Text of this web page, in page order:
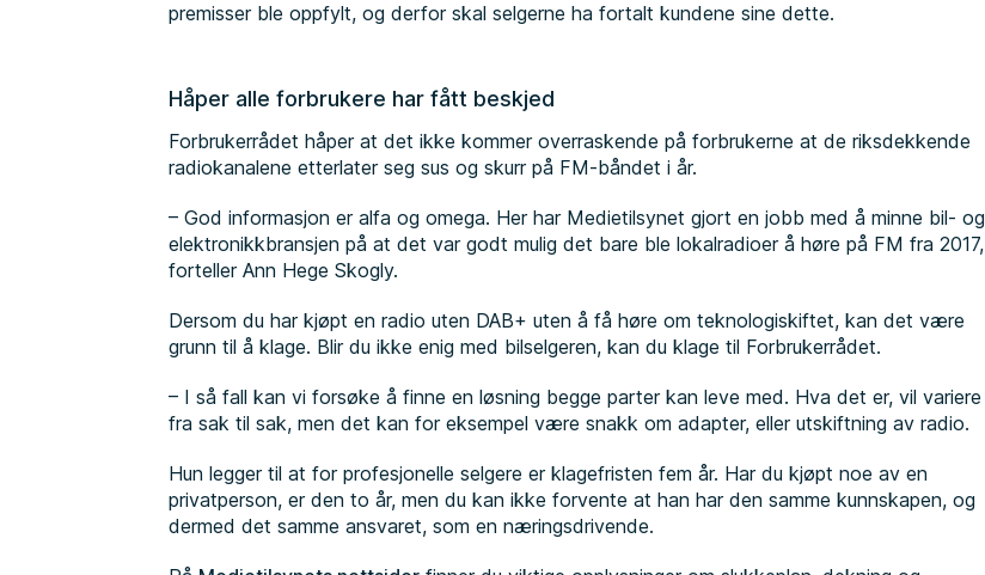
premisser ble oppfylt, og derfor skal selgerne ha fortalt kundene sine dette.
Håper alle forbrukere har fått beskjed
Forbrukerrådet håper at det ikke kommer overraskende på forbrukerne at de riksdekkende
radiokanalene etterlater seg sus og skurr på FM-båndet i år.
– God informasjon er alfa og omega. Her har Medietilsynet gjort en jobb med å minne bil- og
elektronikkbransjen på at det var godt mulig det bare ble lokalradioer å høre på FM fra 2017,
forteller Ann Hege Skogly.
Dersom du har kjøpt en radio uten DAB+ uten å få høre om teknologiskiftet, kan det være
grunn til å klage. Blir du ikke enig med bilselgeren, kan du klage til Forbrukerrådet.
– I så fall kan vi forsøke å finne en løsning begge parter kan leve med. Hva det er, vil variere
fra sak til sak, men det kan for eksempel være snakk om adapter, eller utskiftning av radio.
Hun legger til at for profesjonelle selgere er klagefristen fem år. Har du kjøpt noe av en
privatperson, er den to år, men du kan ikke forvente at han har den samme kunnskapen, og
dermed det samme ansvaret, som en næringsdrivende.